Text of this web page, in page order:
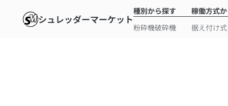
シュレッダーマーケット
種別から探す
粉砕機破砕機
稼働方式
据え付け式